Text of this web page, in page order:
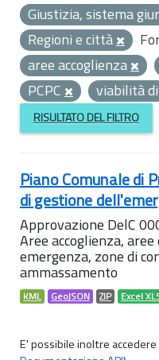
Giustizia, sistema
Regioni e città
aree accoglienza
PCPC
viabilità
RISULTATO DEL FILTRO
Piano Comunale di
di gestione
Approvazione DelC
Aree accoglienza,
emergenza, zone di
ammassamento
KML GeoJSON ZIP Excel
E' possibile inoltre